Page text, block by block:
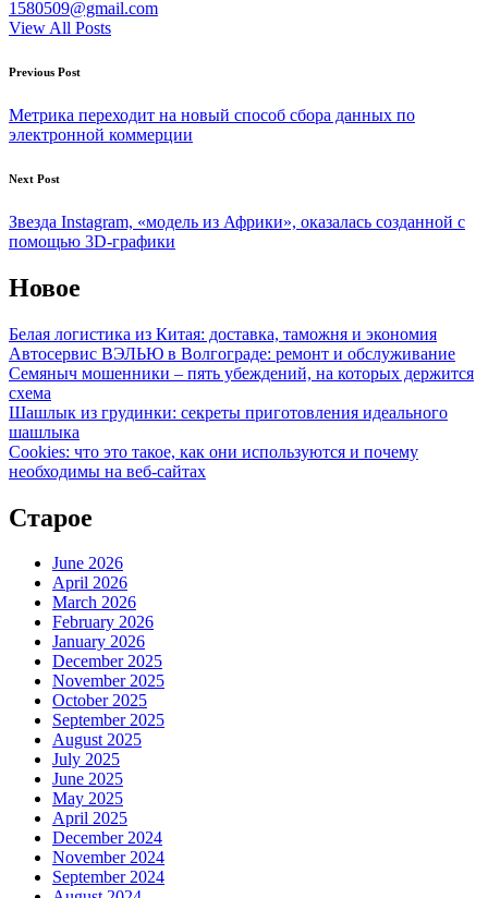
1580509@gmail.com
View All Posts
Post
navigation
Previous Post
Метрика переходит на новый способ сбора данных по
электронной коммерции
Next Post
Звезда Instagram, «модель из Африки», оказалась созданной с
помощью 3D-графики
Новое
Белая логистика из Китая: доставка, таможня и экономия
Автосервис ВЭЛЬЮ в Волгограде: ремонт и обслуживание
Семяныч мошенники – пять убеждений, на которых держится
схема
Шашлык из грудинки: секреты приготовления идеального
шашлыка
Cookies: что это такое, как они используются и почему
необходимы на веб-сайтах
Старое
June 2026
April 2026
March 2026
February 2026
January 2026
December 2025
November 2025
October 2025
September 2025
August 2025
July 2025
June 2025
May 2025
April 2025
December 2024
November 2024
September 2024